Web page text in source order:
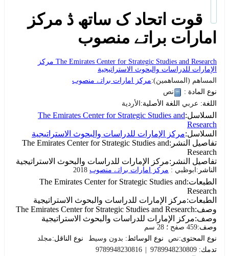
قوت اتحاد ک ساتھ ڎ مرکز
امارات براتے منصوب
The Emirates Center for Strategic Studies and Research مركز
الإمارات للدراسات والبحوث الاستراتيجية
المساهم (المساهمين):مرکز امارات براتے منصوب
نوع المادة :
نص
اللغة: عربي اللغة الأصلية: الأردية
السلاسل:The Emirates Center for Strategic Studies and
Research
السلاسل:مركز الإمارات للدراسات والبحوث الاستراتيجية
تفاصيل النشر:The Emirates Center for Strategic Studies and
Research
تفاصيل النشر:مركز الإمارات للدراسات والبحوث الاستراتيجية
الناشر: ابوظبي : مرکز امارات براتے منصوب
الطبعات:The Emirates Center for Strategic Studies and
Research
الطبعات:مركز الإمارات للدراسات والبحوث الاستراتيجية
وصف:The Emirates Center for Strategic Studies and Research
وصف:مركز الإمارات للدراسات والبحوث الاستراتيجية
وصف:459 صفح ؛ 28 سم
نوع المحتوى:نص نوع الوسائط: بدون وسيط نوع الناقل:مجلد
تدمك: 9789948230809
9789948230816